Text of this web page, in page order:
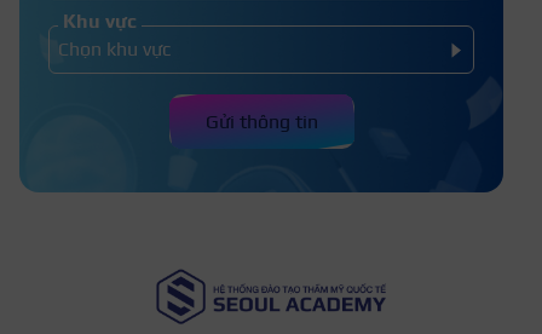
Khu vực
Gửi thông tin